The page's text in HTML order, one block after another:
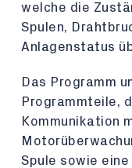
welche die
Spulen,
Anlagenstatus
Das Programm
Programmteile,
Kommunikation
Spule sowie